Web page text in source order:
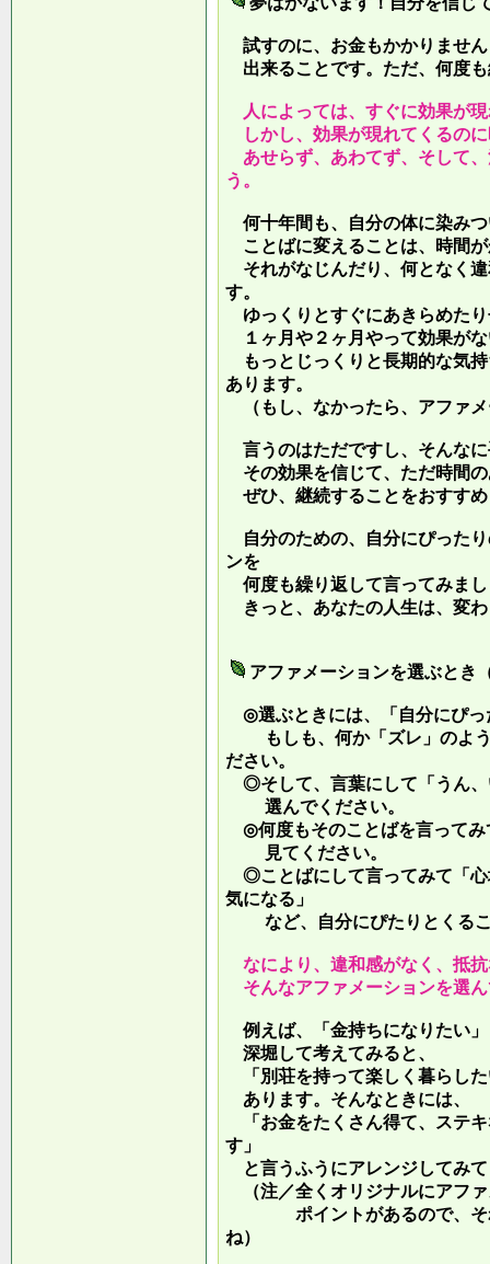
試すのに、お金もかかりませ
出来ることです。ただ、何度
人によっては、すぐに効果が
しかし、効果が現れてくるの
あせらず、あわてず、そして
う。
何十年間も、自分の体に染み
ことばに変えることは、時間
それがなじんだり、何となく
す。
ゆっくりとすぐにあきらめた
１ヶ月や２ヶ月やって効果が
もっとじっくりと長期的な気
あります。
（もし、なかったら、アファ
言うのはただですし、そんな
その効果を信じて、ただ時間
ぜひ、継続することをおすす
自分のための、自分にぴった
ンを
何度も繰り返して言ってみま
きっと、あなたの人生は、変
アファメーションを選ぶとき
◎選ぶときには、「自分にぴっ
もしも、何か「ズレ」のよう
ださい。
◎そして、言葉にして「うん、
選んでください。
◎何度もそのことばを言ってみ
見てください。
◎ことばにして言ってみて「心
気になる」
など、自分にぴたりとくるこ
なにより、違和感がなく、抵
そんなアファメーションを選
例えば、「金持ちになりたい
深堀して考えてみると、
「別荘を持って楽しく暮らし
あります。そんなときには、
「お金をたくさん得て、ステ
す」
と言うふうにアレンジしてみ
（注／全くオリジナルにアフ
ポイントがあるので、それ
ね）